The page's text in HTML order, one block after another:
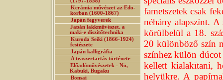
Kerámia művészet az Edo-
korban (1600-1867)
Japán fegyverek
Japán lakkművészet, a
maki-e díszítőtechnika
Kuroda Seiki (1866-1924)
festészete
Japán kalligráfia
A teaszertartás története
Előadóművészetek - Nō,
Kabuki, Bugaku
Bonsai
fametszetek csak
néhány alapszínt.
körülbelül a 18.
20 különböző szín
színhez külön
kellett kialakītani,
helyükre. A